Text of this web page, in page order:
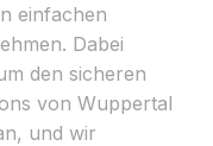
einfachen
Dabei
den sicheren
von Wuppertal
und wir